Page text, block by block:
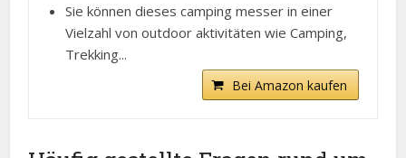
Sie können dieses camping messer in einer
Vielzahl von outdoor aktivitäten wie Camping,
Trekking...
Bei Amazon kaufen